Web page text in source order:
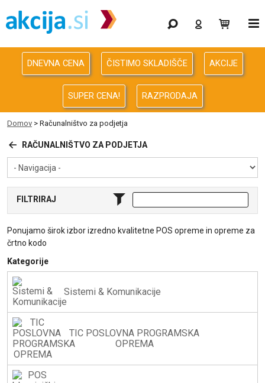
Gaming
Odprodaja
Računalništvo
Računalništvo za podjetja
Avdio Video Foto
Energija
Oprema za pisarno in dom
Telefonija
DNEVNA CENA ČISTIMO SKLADIŠČE AKCIJE
SUPER CENA! RAZPRODAJA
Domov > Računalništvo za podjetja
RAČUNALNIŠTVO ZA PODJETJA
FILTRIRAJ
Ponujamo širok izbor izredno kvalitetne POS opreme in opreme za
črtno kodo
Kategorije
Sistemi & Komunikacije
TIC POSLOVNA PROGRAMSKA
OPREMA